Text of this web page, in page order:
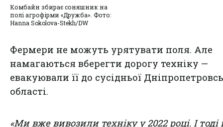
Комбайн збирає соняшник на
полі агрофірми «Дружба». Фото:
Hanna Sokolova-Stekh/DW
Фермери не можуть урятувати поля. Але
намагаються вберегти дорогу техніку —
евакуювали її до сусідньої
області.
«Ми вже вивозили техніку у 2022 році. І тоді